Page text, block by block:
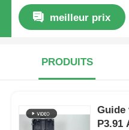
meilleur prix
PRODUITS
Guide
P3.91